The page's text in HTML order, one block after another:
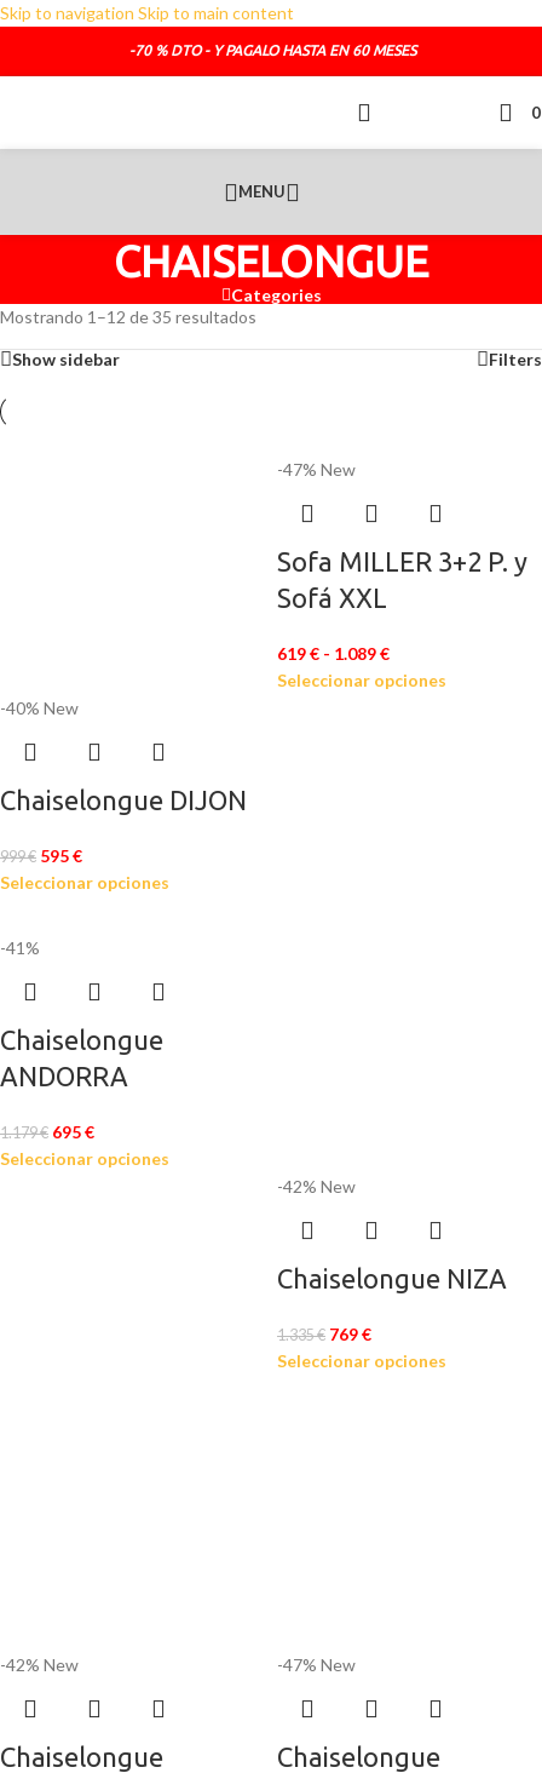
Skip to navigation Skip to main content
TELEFONO DE CONTACTO :
-70 % DTO - Y PAGALO HASTA EN 60 MESES
MENU
CHAISELONGUE
Categories
Mostrando 1–12 de 35 resultados
Show sidebar Filters
-40% New
Chaiselongue DIJON
999€ 595€
Seleccionar opciones
-47% New
Sofa MILLER 3+2 P. y
Sofá XXL
619€ - 1.089€
Seleccionar opciones
-41%
Chaiselongue
ANDORRA
1.179€ 695€
Seleccionar opciones
-42% New
Chaiselongue NIZA
1.335€ 769€
Seleccionar opciones
-42% New
Chaiselongue
-47% New
Chaiselongue